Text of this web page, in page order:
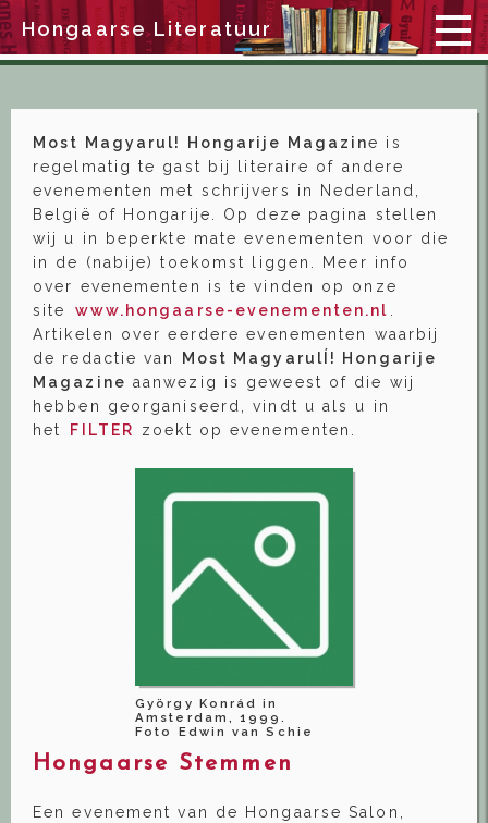
Most Magyarul! Hongarije Magazine is
regelmatig te gast bij literaire of andere
evenementen met schrijvers in Nederland,
België of Hongarije. Op deze pagina stellen
wij u in beperkte mate evenementen voor die
in de (nabije) toekomst liggen. Meer info
over evenementen is te vinden op onze
site
www.hongaarse-evenementen.nl
Artikelen over eerdere evenementen waarbij
de redactie van
Most MagyarulÍ! Hongarije
Magazine aanwezig is geweest of die wij
hebben georganiseerd, vindt u als u in
het
FILTER zoekt op evenementen.
György Konrád in
Amsterdam, 1999.
Foto Edwin van Schie
Hongaarse Stemmen
Een evenement van de Hongaarse Salon,
Hongaarse Literatuur